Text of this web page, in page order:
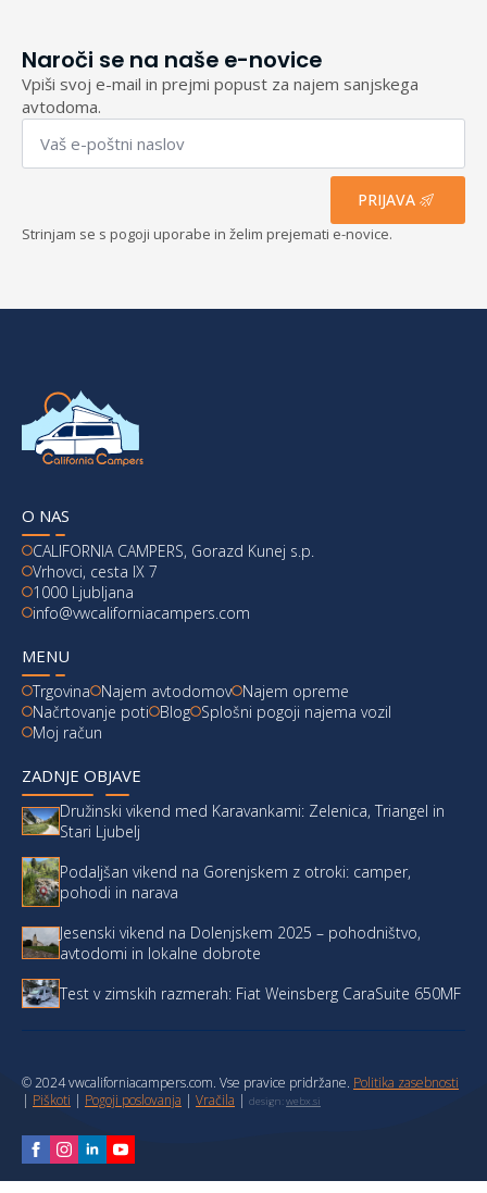
Naroči se na naše e-novice
Vpiši svoj e-mail in prejmi popust za najem sanjskega
avtodoma.
Email
PRIJAVA
Strinjam se s pogoji uporabe in želim prejemati e-novice.
O NAS
CALIFORNIA CAMPERS, Gorazd Kunej s.p.
Vrhovci, cesta IX 7
1000 Ljubljana
info@vwcaliforniacampers.com
MENU
Trgovina Najem avtodomov Najem opreme
Načrtovanje poti
Blog Splošni pogoji najema vozil
Moj račun
ZADNJE OBJAVE
Družinski vikend med Karavankami: Zelenica, Triangel in
Stari Ljubelj
Podaljšan vikend na Gorenjskem z otroki: camper,
pohodi in narava
Jesenski vikend na Dolenjskem 2025 – pohodništvo,
avtodomi in lokalne dobrote
Test v zimskih razmerah: Fiat Weinsberg CaraSuite 650MF
© 2024 vwcaliforniacampers.com. Vse pravice pridržane. Politika zasebnosti
| Piškoti | Pogoji poslovanja | Vračila | design:webx.si